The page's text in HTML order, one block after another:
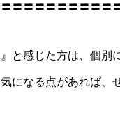
〓〓〓〓〓〓〓〓〓
と感じた方は、個別
になる点があれば、